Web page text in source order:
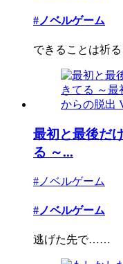
#ノベルゲーム
できることは祈
最初と最後だ
る ～...
#ノベルゲーム
#ノベルゲーム
逃げた先で……